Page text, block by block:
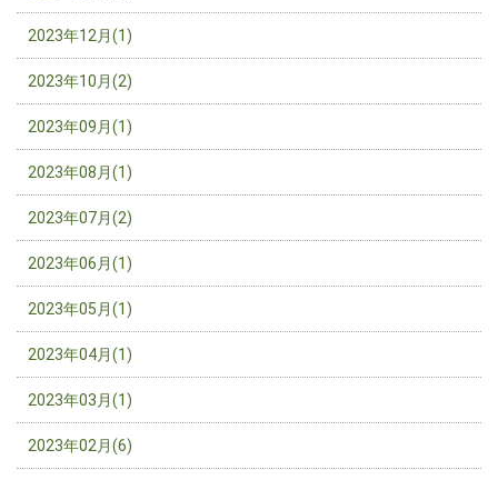
2023年12月(1)
2023年10月(2)
2023年09月(1)
2023年08月(1)
2023年07月(2)
2023年06月(1)
2023年05月(1)
2023年04月(1)
2023年03月(1)
2023年02月(6)